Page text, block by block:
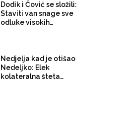
Dodik i Čović se složili:
Staviti van snage sve
odluke visokih
Nedjelja kad je otišao
Nedeljko: Elek
kolateralna šteta